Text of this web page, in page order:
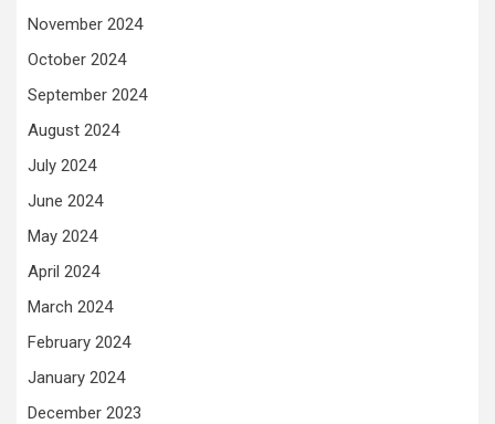
November 2024
October 2024
September 2024
August 2024
July 2024
June 2024
May 2024
April 2024
March 2024
February 2024
January 2024
December 2023